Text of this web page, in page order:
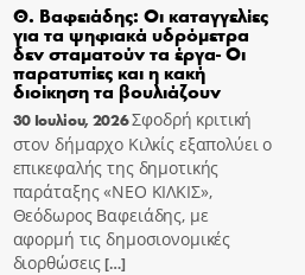
Θ. Βαφειάδης: Οι καταγγελίες
για τα ψηφιακά υδρόμετρα
δεν σταματούν τα έργα- Οι
παρατυπίες και η κακή
διοίκηση τα βουλιάζουν
30 Ιουλίου, 2026Σφοδρή κριτική
στον δήμαρχο Κιλκίς εξαπολύει ο
επικεφαλής της δημοτικής
παράταξης «ΝΕΟ ΚΙΛΚΙΣ»,
Θεόδωρος Βαφειάδης, με
αφορμή τις δημοσιονομικές
διορθώσεις[…]